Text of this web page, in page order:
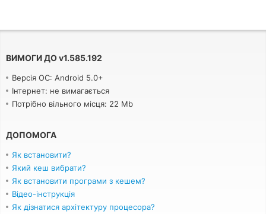
ВИМОГИ ДОv1.585.192
Версія ОС: Android 5.0+
Інтернет: не вимагається
Потрібно вільного місця: 22 Mb
ДОПОМОГА
Як встановити?
Який кеш вибрати?
Як встановити програми з кешем?
Відео-інструкція
Як дізнатися архітектуру процесора?